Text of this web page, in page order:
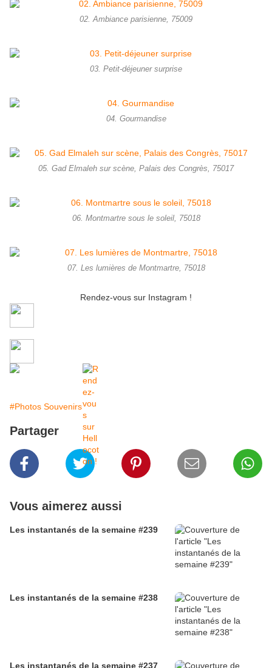
02. Ambiance parisienne, 75009
03. Petit-déjeuner surprise
04. Gourmandise
05. Gad Elmaleh sur scène, Palais des Congrès, 75017
06. Montmartre sous le soleil, 75018
07. Les lumières de Montmartre, 75018
Rendez-vous sur Instagram !
#Photos Souvenirs
Partager
Vous aimerez aussi
Les instantanés de la semaine #239
Les instantanés de la semaine #238
Les instantanés de la semaine #237